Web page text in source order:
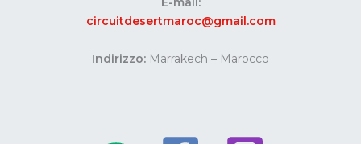
circuitdesertmaroc@gmail.com
Indirizzo: Marrakech – Marocco
Website developed by